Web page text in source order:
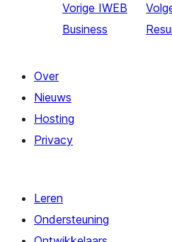
Vorige IWEB
Business
Over
Nieuws
Hosting
Privacy
Leren
Ondersteuning